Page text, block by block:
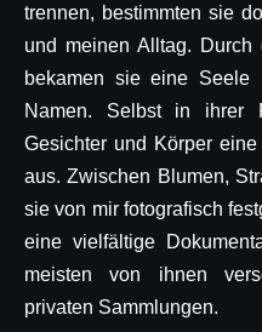
trennen, bestimmten sie
und meinen Alltag.
bekamen sie eine Seele
Namen. Selbst in ihrer
Gesichter und Körper
aus. Zwischen Blumen,
sie von mir fotografisch
eine vielfältige
meisten von ihnen
privaten Sammlungen.